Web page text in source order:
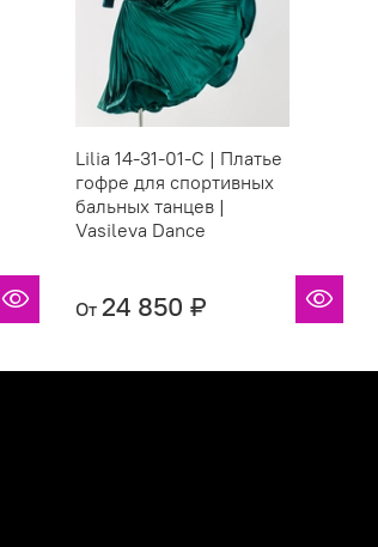
Lilia 14-31-01-С | Платье
гофре для спортивных
бальных танцев |
Vasileva Dance
От 24 850 ₽